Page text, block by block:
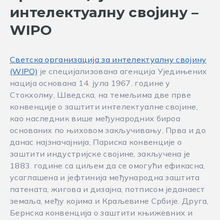
интелектуалну својину –
WIPO
Светска организација за интелектуалну својину
(WIPO) је специјализована агенција Уједињених
нација основана 14. јула 1967. године у
Стокхолму, Шведска, на темељима две прве
конвенције о заштити интелектуалне својине,
као наследник више међународних бироа
основаних по њиховом закључивању. Прва и до
данас најзначајнија, Париска конвенције о
заштити индустријске својине, закључена је
1883. године са циљем да се омогући ефикасна,
усаглашена и јефтинија међународна заштита
патената, жигова и дизајна, потписом једанаест
земаља, међу којима и Краљевине Србије. Друга,
Бернска конвенција о заштити књижевних и